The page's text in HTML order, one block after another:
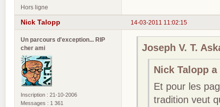
Hors ligne
14-03-2011 11:02:15
Nick Talopp
Un parcours d'exception... RIP
cher ami
Inscription : 21-10-2006
Messages : 1 361
Joseph V. T.
Nick Talopp
Et pour les
tradition veut